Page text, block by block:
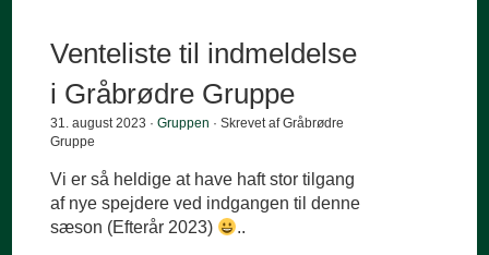
Venteliste til indmeldelse
i Gråbrødre Gruppe
31. august 2023 ·Gruppen · Skrevet af Gråbrødre
Gruppe
Vi er så heldige at have haft stor tilgang
af nye spejdere ved indgangen til denne
sæson (Efterår 2023)
..